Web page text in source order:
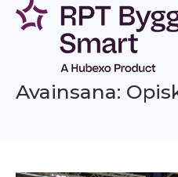
Siirry
sisältöön
Avainsana: